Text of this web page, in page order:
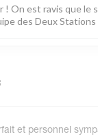
On est ravis que le
des Deux Stations
et personnel